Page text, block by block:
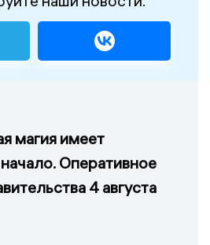
магия имеет
Оперативное
4 августа